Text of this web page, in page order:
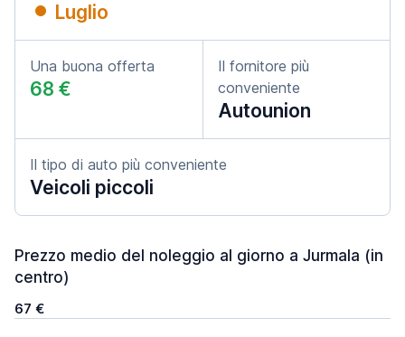
Luglio
Una buona offerta
68 €
Il fornitore più
conveniente
Autounion
Il tipo di auto più conveniente
Veicoli piccoli
Prezzo medio del noleggio al giorno a Jurmala (in
centro)
67 €